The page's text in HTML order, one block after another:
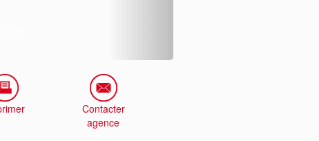
Contacter
agence